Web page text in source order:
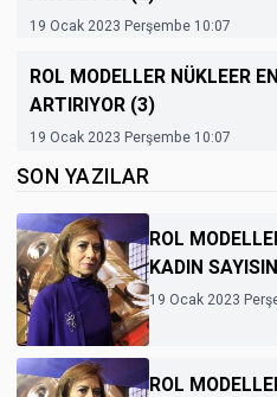
19 Ocak 2023 Perşembe 10:07
ROL MODELLER NÜKLEER
ARTIRIYOR (3)
19 Ocak 2023 Perşembe 10:07
SON YAZILAR
ROL
KADIN
19 Ocak 2023
ROL